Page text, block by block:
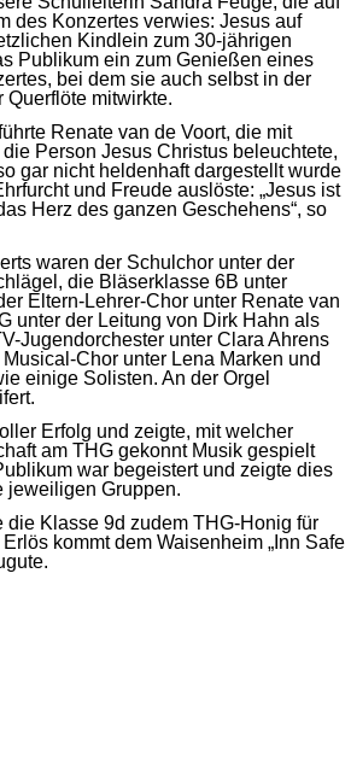
des Konzertes verwies: Jesus auf
Kindlein zum 30-jährigen
Publikum ein zum Genießen eines
bei dem sie auch selbst in der
Querflöte mitwirkte.
Renate van de Voort, die mit
Person Jesus Christus beleuchtete,
gar nicht heldenhaft dargestellt wurde
und Freude auslöste: „Jesus ist
Herz des ganzen Geschehens“, so
waren der Schulchor unter der
die Bläserklasse 6B unter
Eltern-Lehrer-Chor unter Renate van
unter der Leitung von Dirk Hahn als
Jugendorchester unter Clara Ahrens
Chor unter Lena Marken und
einige Solisten. An der Orgel
Erfolg und zeigte, mit welcher
am THG gekonnt Musik gespielt
war begeistert und zeigte dies
jeweiligen Gruppen.
die Klasse 9d zudem THG-Honig für
kommt dem Waisenheim „Inn Safe